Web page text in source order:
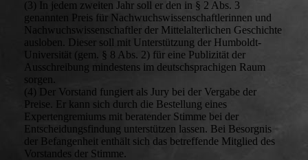
(3) In jedem zweiten Jahr soll er den in § 2 Abs. 3
genannten Preis für Nachwuchswissenschaftlerinnen und
Nachwuchswissenschaftler der Mittelalterlichen Geschichte
ausloben. Dieser soll mit Unterstützung der Humboldt-
Universität (gem. § 8 Abs. 2) für eine Publizität der
Ausschreibung mindestens im deutschsprachigen Raum
sorgen.
(4) Der Vorstand fungiert als Jury bei der Vergabe der
Preise. Er kann sich durch die Bestellung eines
Expertengremiums mit beratender Stimme bei der
Entscheidungsfindung unterstützen lassen. Bei Besorgnis
der Befangenheit enthält sich das betreffende Mitglied des
Vorstandes der Stimme.